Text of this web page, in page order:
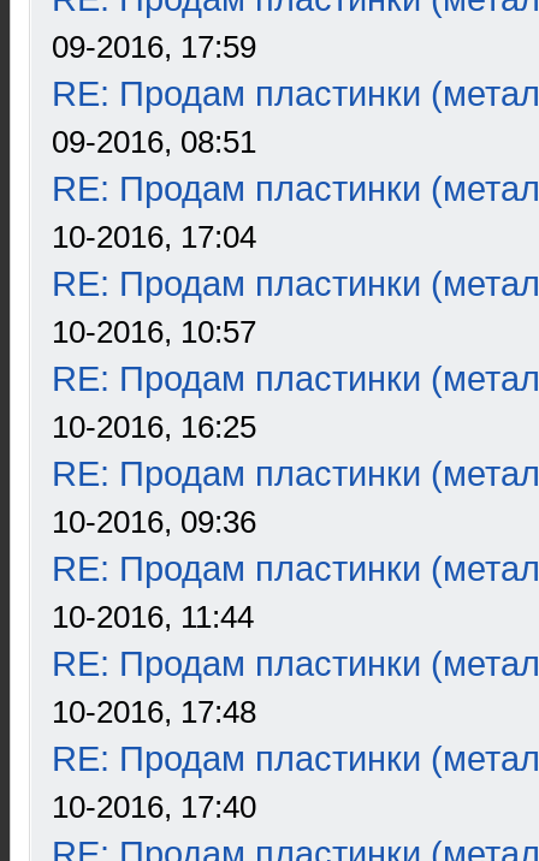
09-2016, 17:59
RE: Продам пластинки
09-2016, 08:51
RE: Продам пластинки
10-2016, 17:04
RE: Продам пластинки
10-2016, 10:57
RE: Продам пластинки
10-2016, 16:25
RE: Продам пластинки
10-2016, 09:36
RE: Продам пластинки
10-2016, 11:44
RE: Продам пластинки
10-2016, 17:48
RE: Продам пластинки
10-2016, 17:40